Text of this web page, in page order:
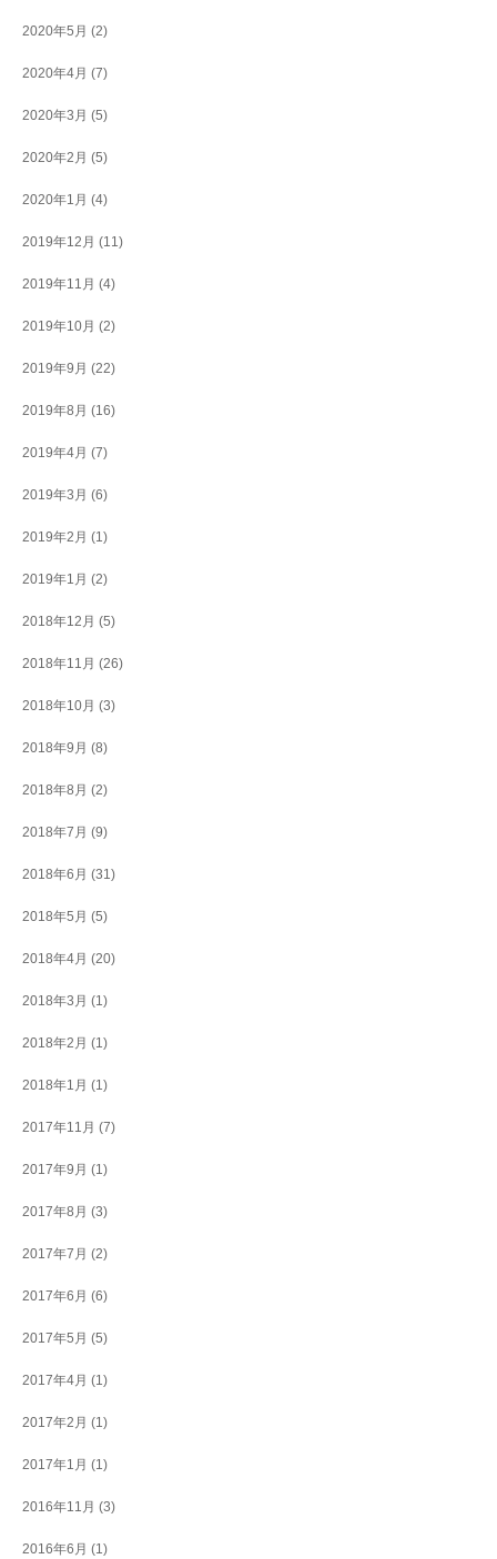
2020年5月 (2)
2020年4月 (7)
2020年3月 (5)
2020年2月 (5)
2020年1月 (4)
2019年12月 (11)
2019年11月 (4)
2019年10月 (2)
2019年9月 (22)
2019年8月 (16)
2019年4月 (7)
2019年3月 (6)
2019年2月 (1)
2019年1月 (2)
2018年12月 (5)
2018年11月 (26)
2018年10月 (3)
2018年9月 (8)
2018年8月 (2)
2018年7月 (9)
2018年6月 (31)
2018年5月 (5)
2018年4月 (20)
2018年3月 (1)
2018年2月 (1)
2018年1月 (1)
2017年11月 (7)
2017年9月 (1)
2017年8月 (3)
2017年7月 (2)
2017年6月 (6)
2017年5月 (5)
2017年4月 (1)
2017年2月 (1)
2017年1月 (1)
2016年11月 (3)
2016年6月 (1)